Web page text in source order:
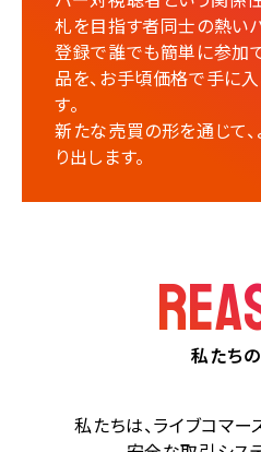
札を目指す者同士の熱いバ
登録で誰でも簡単に参加
品を、お手頃価格で手に
す。
新たな売買の形を通じて
り出します。
私たち
私たちは、ライブコマー